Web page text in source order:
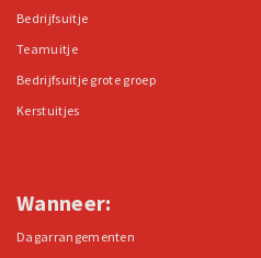
Bedrijfsuitje
Teamuitje
Bedrijfsuitje grote groep
Kerstuitjes
Wanneer:
Dagarrangementen